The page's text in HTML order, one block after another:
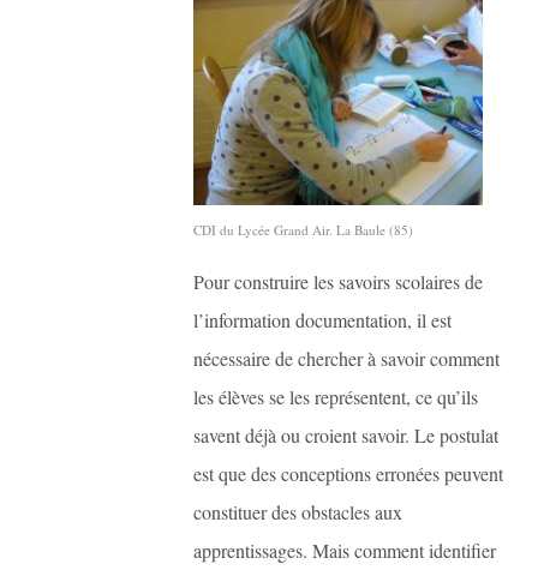
CDI du Lycée Grand Air. La Baule (85)
Pour construire les savoirs scolaires de
l’information documentation, il est
nécessaire de chercher à savoir comment
les élèves se les représentent, ce qu’ils
savent déjà ou croient savoir. Le postulat
est que des conceptions erronées peuvent
constituer des obstacles aux
apprentissages. Mais comment identifier